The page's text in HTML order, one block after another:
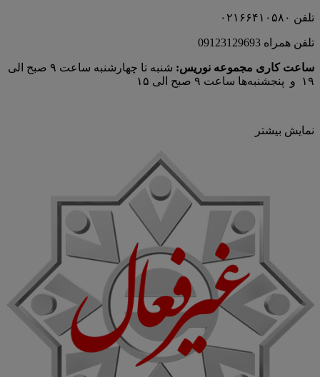
تلفن ۰۲۱۶۶۴۱۰۵۸۰
تلفن همراه 09123129693
ساعت کاری مجموعه نوریس:
شنبه تا چهارشنبه ساعت ۹ صبح الی
۱۹ و پنجشنبه‌ها ساعت ۹ صبح الی ۱۵
نمایش بیشتر